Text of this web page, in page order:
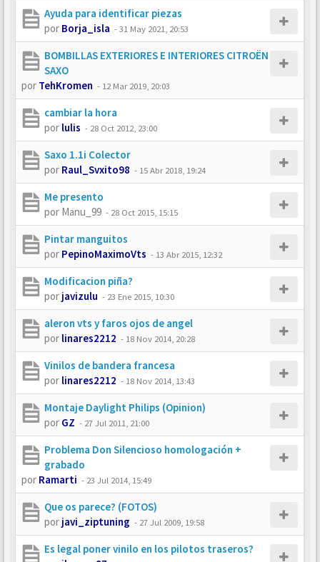
Ayuda para identificar piezas
por Borja_isla -31 May 2021, 20:53
BOMBILLAS EXTERIORES E INTERIORES CITROËN
SAXO
por TehKromen - 12 Mar 2019, 20:03
cambiar la hora
por lulis - 28 Oct 2012, 23:00
Saxo 1.1i Colector
por Raul_Svxito98 - 15 Abr 2018, 19:24
Me presento
por Manu_99 - 28 Oct 2015, 15:15
Pintar manguitos
por PepinoMaximoVts - 13 Abr 2015, 12:32
Modificacion piña?
por javizulu - 23 Ene 2015, 10:30
aleron vts y faros ojos de angel
por linares2212 - 18 Nov 2014, 20:28
Vinilos de bandera francesa
por linares2212 - 18 Nov 2014, 13:43
Montaje Daylight Philips (Opinion)
por GZ - 27 Jul 2011, 21:00
Problema Don Silencioso homologación +
grabado
por Ramarti - 23 Jul 2014, 15:49
Que os parece? (FOTOS)
por javi_ziptuning - 27 Jul 2009, 19:58
Es legal poner vinilo en los pilotos traseros?